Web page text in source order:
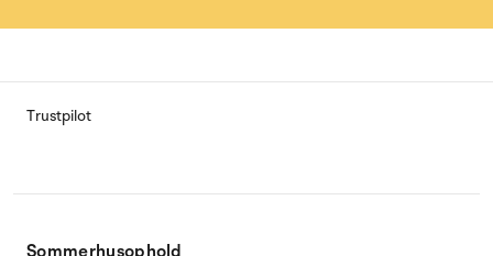
Trustpilot